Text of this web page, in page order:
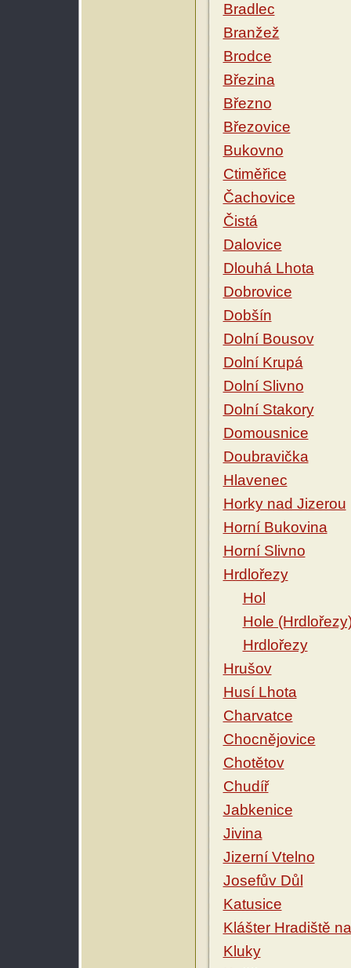
Bradlec
Branžež
Brodce
Březina
Březno
Březovice
Bukovno
Ctiměřice
Čachovice
Čistá
Dalovice
Dlouhá Lhota
Dobrovice
Dobšín
Dolní Bousov
Dolní Krupá
Dolní Slivno
Dolní Stakory
Domousnice
Doubravička
Hlavenec
Horky nad Jizerou
Horní Bukovina
Horní Slivno
Hrdlořezy
Hol
Hole
Hrdlořezy
Hrušov
Husí Lhota
Charvatce
Chocnějovice
Chotětov
Chudíř
Jabkenice
Jivina
Jizerní Vtelno
Josefův Důl
Katusice
Klášter Hradiště
Kluky